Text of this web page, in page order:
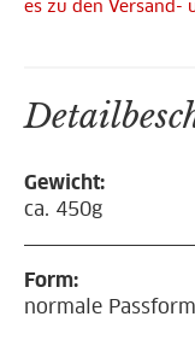
es zu den Versand-
Gewicht:
ca. 450g
Form:
normale Passform